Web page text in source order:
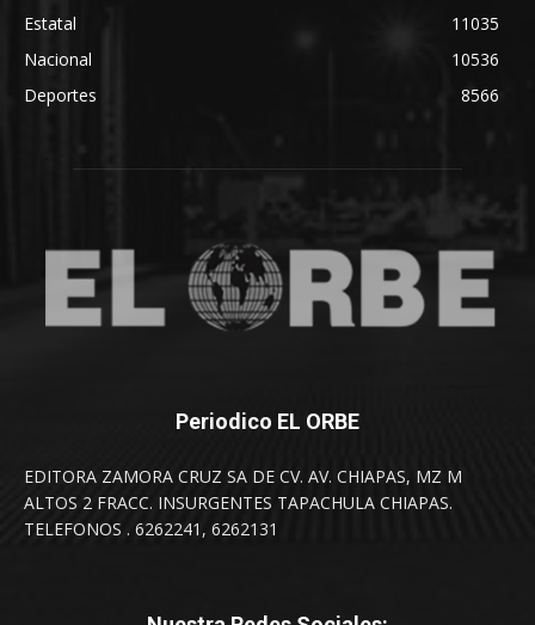
Estatal
11035
Nacional
10536
Deportes
8566
Periodico EL ORBE
EDITORA ZAMORA CRUZ SA DE CV. AV. CHIAPAS, MZ M
ALTOS 2 FRACC. INSURGENTES TAPACHULA CHIAPAS.
TELEFONOS . 6262241, 6262131